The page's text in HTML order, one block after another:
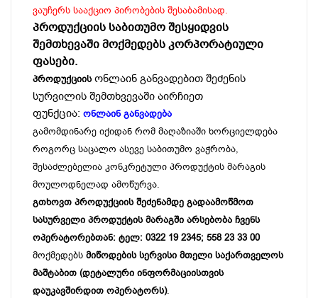
ვაუჩერს სააქციო პირობების შესაბამისად.
პროდუქციის საბითუმო შესყიდვის
შემთხევაში მოქმედებს კორპორატიული
ფასები.
პროდუქციის ონლაინ განვადებით შეძენის
სურვილის შემთხვევაში აირჩიეთ
ფუნქცია: ონლაინ განვადება
გამომდინარე იქიდან რომ მაღაზიაში ხორციელდება
როგორც საცალო ასევე საბითუმო ვაჭრობა,
შესაძლებელია კონკრეტული პროდუქტის მარაგის
მოულოდნელად ამოწურვა.
გთხოვთ პროდუქციის შეძენამდე გადაამოწმოთ
სასურველი პროდუქტის მარაგში არსებობა ჩვენს
ოპერატორებთან: ტელ: 0322 19 2345; 558 23 33 00
მოქმედებს მიწოდების სერვისი მთელი საქართველოს
მაშტაბით (დეტალური ინფორმაციისთვის
დაუკავშირდით ოპერატორს).